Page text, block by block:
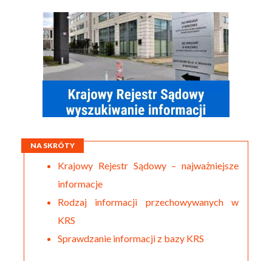
NA SKRÓTY
Krajowy Rejestr Sądowy – najważniejsze
informacje
Rodzaj informacji przechowywanych w
KRS
Sprawdzanie informacji z bazy KRS